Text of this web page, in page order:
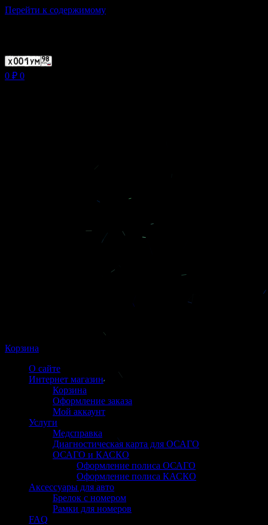
Перейти к содержимому
0 ₽ 0
Корзина
О сайте
Интернет магазин
Корзина
Оформление заказа
Мой аккаунт
Услуги
Медсправка
Диагностическая карта для ОСАГО
ОСАГО и КАСКО
Оформление полиса ОСАГО
Оформление полиса КАСКО
Аксессуары для авто
Брелок с номером
Рамки для номеров
FAQ